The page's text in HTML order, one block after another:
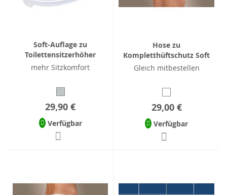
Soft-Auflage zu
Toilettensitzerhöher
mehr Sitzkomfort
29,90 €
Verfügbar
Hose zu
Kompletthüftschutz Soft
Gleich mitbestellen
29,00 €
Verfügbar